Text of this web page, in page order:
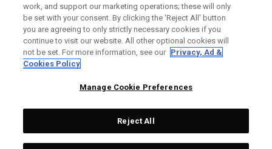
work, and support our marketing operations; these will only
be set with your consent. By clicking the ‘Reject All' button
you are agreeing to only strictly necessary cookies if you
continue to visit our website. All other optional cookies will
not be set. For more information, see our Privacy, Ad &
Cookies Policy
Manage Cookie Preferences
Reject All